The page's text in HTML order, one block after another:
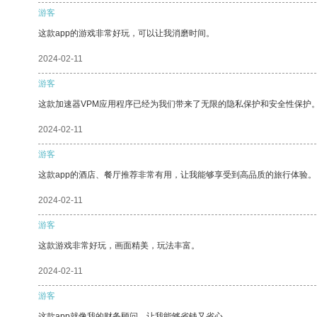
游客
这款app的游戏非常好玩，可以让我消磨时间。
2024-02-11
游客
这款加速器VPM应用程序已经为我们带来了无限的隐私保护和安全性保护
2024-02-11
游客
这款app的酒店、餐厅推荐非常有用，让我能够享受到高品质的旅行体验。
2024-02-11
游客
这款游戏非常好玩，画面精美，玩法丰富。
2024-02-11
游客